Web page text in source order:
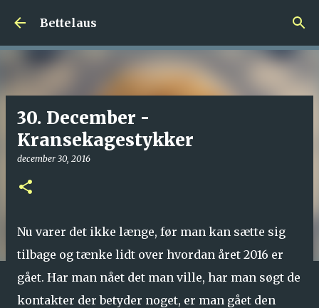
Gå videre til hovedindholdet
Bettelaus
30. December -
Kransekagestykker
december 30, 2016
Nu varer det ikke længe, før man kan sætte sig
tilbage og tænke lidt over hvordan året 2016 er
gået. Har man nået det man ville, har man søgt de
kontakter der betyder noget, er man gået den